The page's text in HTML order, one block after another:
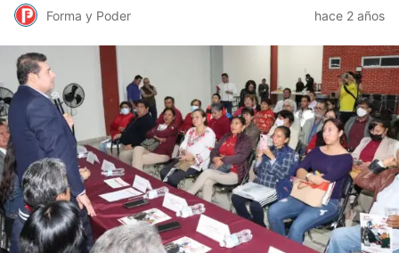
Forma y Poder hace 2 años